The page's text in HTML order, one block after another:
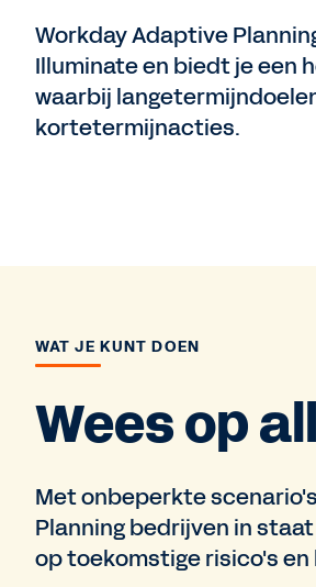
Workday Adaptive
Illuminate en biedt je een
waarbij
kortetermijnacties.
WAT JE KUNT DOEN
Wees op
Met onbeperkte
Planning bedrijven in
op toekomstige risico's en